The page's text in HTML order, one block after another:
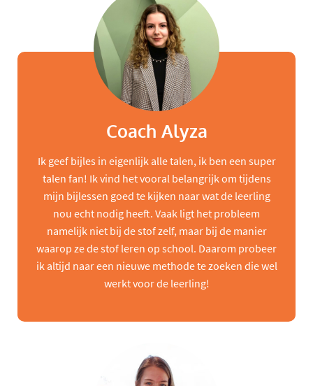
Coach Alyza
Ik geef bijles in eigenlijk alle talen, ik ben een super
talen fan! Ik vind het vooral belangrijk om tijdens
mijn bijlessen goed te kijken naar wat de leerling
nou echt nodig heeft. Vaak ligt het probleem
namelijk niet bij de stof zelf, maar bij de manier
waarop ze de stof leren op school. Daarom probeer
ik altijd naar een nieuwe methode te zoeken die wel
werkt voor de leerling!